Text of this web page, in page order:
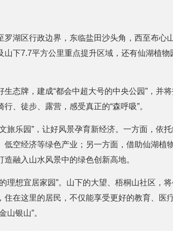
湖区行政边界，东临盐田沙头角，西至布心
下7.7平方公里重点提升区域，还有仙湖植
态牌，建成“都会中超大号的中央公园”，并
、徒步、露营，感受真正的“森呼吸”。
旅乐园”，让好风景孕育新经济。一方面，依
空经济等绿色产业；另一方面，借助仙湖植
融入山水风景中的绿色创新高地。
理想宜居家园”。山下的大望、梧桐山社区，
在这里的居民，不仅能享受更好的教育、医
山银山”。